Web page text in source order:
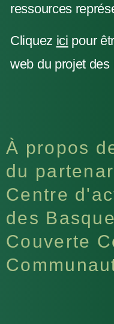
ressources
Cliquez ici pour
web du projet
À propos
du
Centre
des
Couverte